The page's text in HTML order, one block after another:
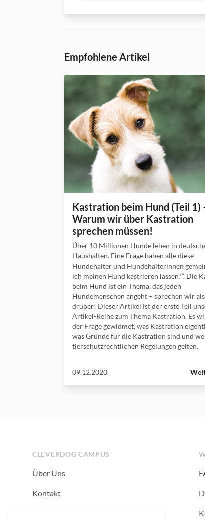
Empfohlene Artikel
Kastration beim Hund (Teil 1)
Warum wir über Kastration
sprechen müssen!
Über 10 Millionen Hunde leben in
Haushalten. Eine Frage haben alle diese
Hundehalter und Hundehalterinnen
ich meinen Hund kastrieren lassen?“. Die
beim Hund ist ein Thema, das jeden
Hundemenschen angeht – sprechen wir
drüber! Dieser Artikel ist der erste Teil
Artikel-Reihe zum Thema Kastration. Es
der Frage gewidmet, was Kastration
was Gründe für die Kastration sind und
tierschutzrechtlichen Regelungen gelten.
09.12.2020
CLEVERDOG CAMPUS
Über Uns
Kontakt